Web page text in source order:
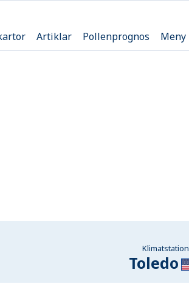
Artiklar Pollenprognos Meny
Klimatstation
Toledo